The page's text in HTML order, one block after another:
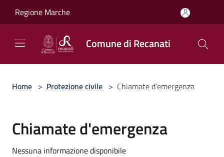
Regione Marche
Comune di Recanati
Home > Protezione civile > Chiamate d'emergenza
Chiamate d'emergenza
Nessuna informazione disponibile